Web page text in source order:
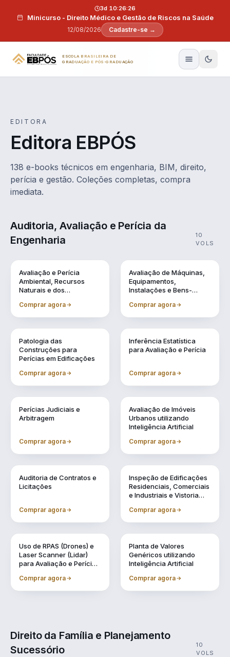
Minicurso - Direito Médico e Gestão de Riscos na Saúde
12/08/2026
3d 10:26:25
Cadastre-se →
ESCOLA BRASILEIRA DE
GRADUAÇÃO E PÓS-GRADUAÇÃO
EDITORA
Editora EBPÓS
138 e-books técnicos em engenharia, BIM, direito,
perícia e gestão. Coleções completas, compra
imediata.
Auditoria, Avaliação e Perícia da
Engenharia
10
VOLS
Avaliação e Perícia
Ambiental, Recursos
Naturais e dos
Comprar agora
Avaliação de Máquinas,
Equipamentos,
Instalações e Bens-
Comprar agora
Patologia das
Construções para
Perícias em Edificações
Comprar agora
Inferência Estatística
para Avaliação e Perícia
Comprar agora
Vol. 4
Perícias Judiciais e
Arbitragem
Comprar agora
Avaliação de Imóveis
Urbanos utilizando
Inteligência Artificial
Comprar agora
Auditoria de Contratos e
Licitações
Comprar agora
Inspeção de Edificações
Residenciais, Comerciais
e Industriais e Vistoria
Comprar agora
Uso de RPAS (Drones) e
Laser Scanner (Lidar)
para Avaliação e Perícia
Comprar agora
Planta de Valores
Genéricos utilizando
Inteligência Artificial
Comprar agora
Direito da Família e Planejamento
Sucessório
10
VOLS